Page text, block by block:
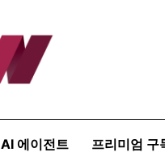
AI 에이전트 프리미엄 구